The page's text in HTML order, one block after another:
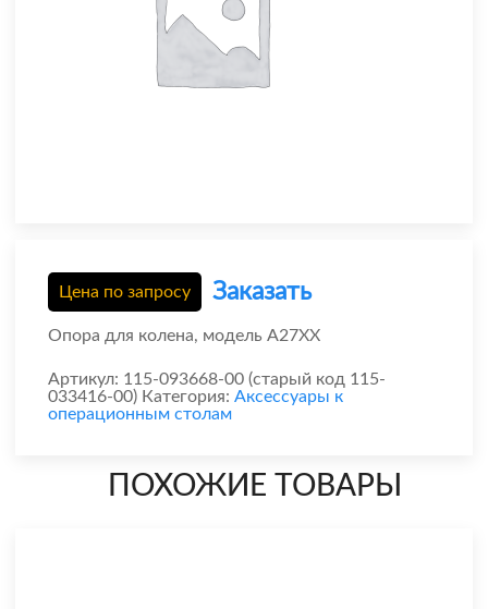
Цена по запросу Заказать
Опора для колена, модель A27XX
Артикул: 115-093668-00 (старый код 115-
033416-00) Категория: Аксессуары к
операционным столам
ПОХОЖИЕ ТОВАРЫ